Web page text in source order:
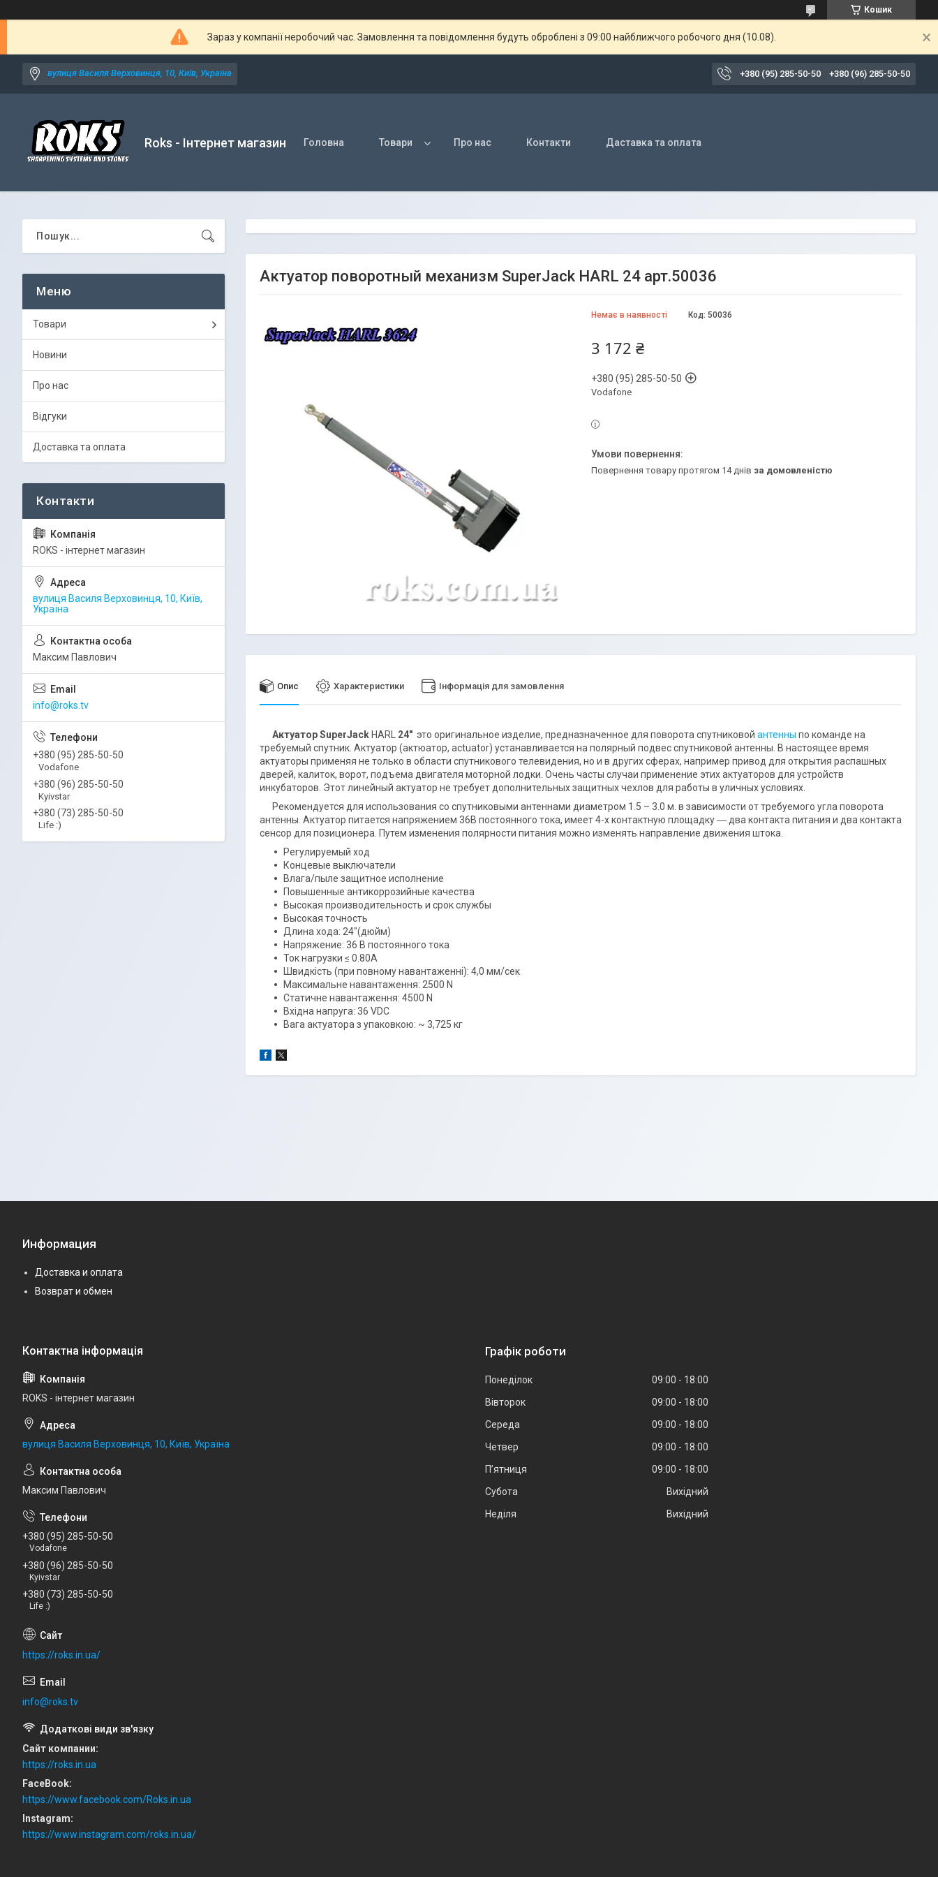
Кошик
Зараз у компанії неробочий час. Замовлення та повідомлення будуть оброблені з 09:00 найближчого робочого дня (10.08).
вулиця Василя Верховинця, 10, Київ, Україна +380 (95) 285-50-50 +380 (96) 285-50-50
Roks - Інтернет магазин Головна Товари Про нас Контакти Даставка та оплата
Актуатор поворотный механизм SuperJack HARL 24 арт.50036
Немає в наявності Код: 50036
3 172 ₴
+380 (95) 285-50-50
Vodafone
повернення товару протягом 14 днів за домовленістю
Опис Характеристики Інформація для замовлення
Актуатор SuperJack HARL 24" это оригинальное изделие, предназначенное для поворота спутниковой антенны по команде на
требуемый спутник. Актуатор (актюатор, actuator) устанавливается на полярный подвес спутниковой антенны. В настоящее время
актуаторы применяя не только в области спутникового телевидения, но и в других сферах, например привод для открытия распашных
дверей, калиток, ворот, подъема двигателя моторной лодки. Очень часты случаи применение этих актуаторов для устройств
инкубаторов. Этот линейный актуатор не требует дополнительных защитных чехлов для работы в уличных условиях.
Рекомендуется для использования со спутниковыми антеннами диаметром 1.5 – 3.0 м. в зависимости от требуемого угла поворота
антенны. Актуатор питается напряжением 36В постоянного тока, имеет 4-х контактную площадку ― два контакта питания и два контакта
сенсор для позиционера. Путем изменения полярности питания можно изменять направление движения штока.
Регулируемый ход
Концевые выключатели
Влага/пыле защитное исполнение
Повышенные антикоррозийные качества
Высокая производительность и срок службы
Высокая точность
Длина хода: 24"(дюйм)
Напряжение: 36 В постоянного тока
Ток нагрузки ≤ 0.80A
Швидкість (при повному навантаженні): 4,0 мм/сек
Максимальне навантаження: 2500 N
Статичне навантаження: 4500 N
Вхідна напруга: 36 VDC
Вага актуатора з упаковкою: ~ 3,725 кг
Товари
Новини
Про нас
Відгуки
Доставка та оплата
ROKS - інтернет магазин
вулиця Василя Верховинця, 10, Київ,
Україна
Максим Павлович
info@roks.tv
+380 (95) 285-50-50
Vodafone
+380 (96) 285-50-50
Kyivstar
+380 (73) 285-50-50
Life :)
Информация
Доставка и оплата
Возврат и обмен
ROKS - інтернет магазин
вулиця Василя Верховинця, 10, Київ, Україна
Максим Павлович
+380 (95) 285-50-50
Vodafone
+380 (96) 285-50-50
Kyivstar
+380 (73) 285-50-50
Life :)
https://roks.in.ua/
info@roks.tv
Сайт компании
https://roks.in.ua
FaceBook
https://www.facebook.com/Roks.in.ua
Instagram
https://www.instagram.com/roks.in.ua/
Графік роботи
Понеділок 09:00
18:00
Вівторок
09:00
18:00
Середа
09:00
18:00
Четвер
09:00
18:00
Пʼятниця
09:00
18:00
Субота
Вихідний
Неділя
Вихідний